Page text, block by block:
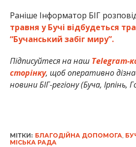
Раніше Інформатор БІГ
травня у Бучі відбудеться
“Бучанський забіг миру”.
Підписуйтеся на наш Telegram-
сторінку, щоб оперативно
новини БІГ-регіону (Буча, Ірпінь,
МІТКИ: БЛАГОДІЙНА ДОПОМОГА,
МІСЬКА РАДА